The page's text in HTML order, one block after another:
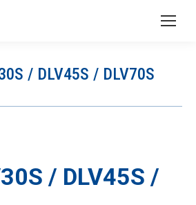
/ DLV45S / DLV70S
/ DLV45S /